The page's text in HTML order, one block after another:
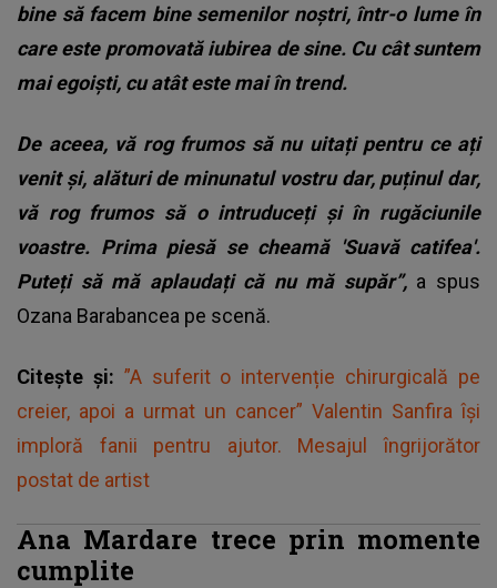
bine să facem bine semenilor noștri, într-o lume în
care este promovată iubirea de sine. Cu cât suntem
mai egoiști, cu atât este mai în trend.
De aceea, vă rog frumos să nu uitați pentru ce ați
venit și, alături de minunatul vostru dar, puținul dar,
vă rog frumos să o intruduceți și în rugăciunile
voastre. Prima piesă se cheamă 'Suavă catifea'.
Puteți să mă aplaudați că nu mă supăr”, a spus
Ozana Barabancea pe scenă.
Citește și: ”A suferit o intervenție chirurgicală pe
creier, apoi a urmat un cancer” Valentin Sanfira își
imploră fanii pentru ajutor. Mesajul îngrijorător
postat de artist
Ana Mardare trece prin momente
cumplite